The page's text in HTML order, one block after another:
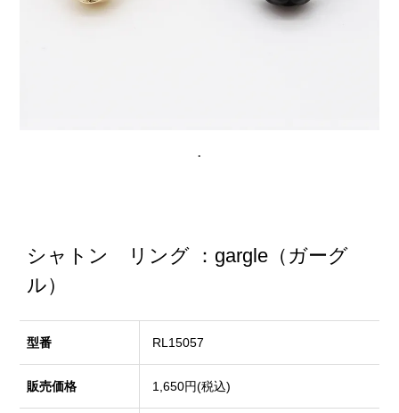
シャトン リング ：gargle（ガーグ
ル）
型番 RL15057
販売価格 1,650円(税込)